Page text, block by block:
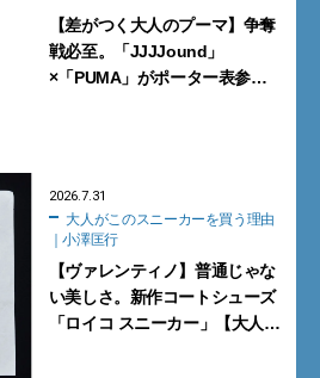
【差がつく大人のプーマ】争奪
戦必至。「JJJJound」
×「PUMA」がポーター表参道
2026.7.31
｜小澤匡行
【ヴァレンティノ】普通じゃな
い美しさ。新作コートシューズ
「ロイコ スニーカー」【大人が